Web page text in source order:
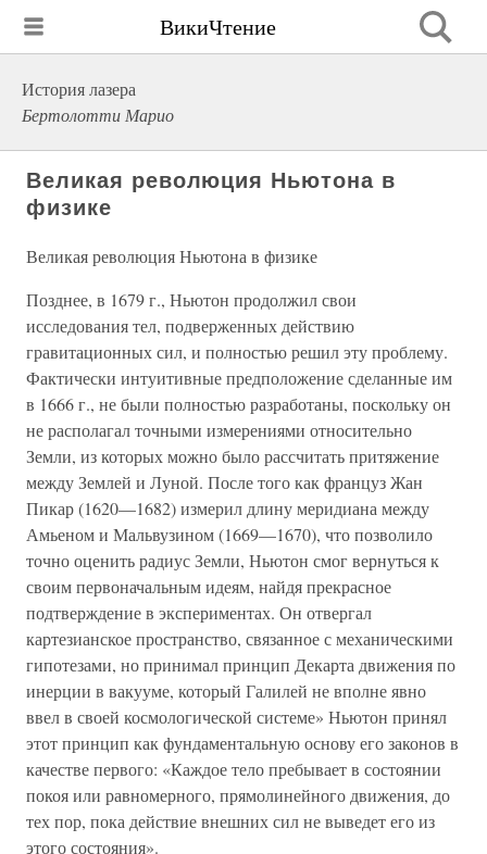
ВикиЧтение
История лазера
Бертолотти Марио
Великая революция Ньютона в
физике
Великая революция Ньютона в физике
Позднее, в 1679 г., Ньютон продолжил свои
исследования тел, подверженных действию
гравитационных сил, и полностью решил эту проблему.
Фактически интуитивные предположение сделанные им
в 1666 г., не были полностью разработаны, поскольку он
не располагал точными измерениями относительно
Земли, из которых можно было рассчитать притяжение
между Землей и Луной. После того как француз Жан
Пикар (1620—1682) измерил длину меридиана между
Амьеном и Мальвузином (1669—1670), что позволило
точно оценить радиус Земли, Ньютон смог вернуться к
своим первоначальным идеям, найдя прекрасное
подтверждение в экспериментах. Он отвергал
картезианское пространство, связанное с механическими
гипотезами, но принимал принцип Декарта движения по
инерции в вакууме, который Галилей не вполне явно
ввел в своей космологической системе» Ньютон принял
этот принцип как фундаментальную основу его законов в
качестве первого: «Каждое тело пребывает в состоянии
покоя или равномерного, прямолинейного движения, до
тех пор, пока действие внешних сил не выведет его из
этого состояния».